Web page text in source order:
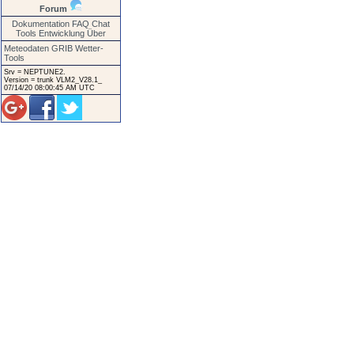
Forum
Dokumentation FAQ Chat
Tools Entwicklung Über
Meteodaten GRIB Wetter-
Tools
Srv = NEPTUNE2.
Version = trunk VLM2_V28.1_
07/14/20 08:00:45 AM UTC